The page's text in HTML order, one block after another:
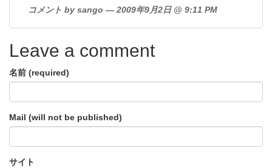
コメント by sango — 2009年9月2日 @ 9:11 PM
Leave a comment
名前 (required)
Mail (will not be published)
サイト